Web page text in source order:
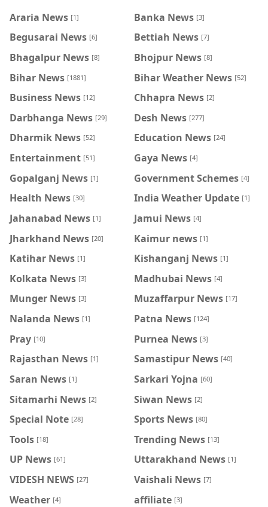
Araria News [1] Banka News [3]
Begusarai News [6] Bettiah News [7]
Bhagalpur News [8] Bhojpur News [8]
Bihar News [1881] Bihar Weather News [52]
Business News [12] Chhapra News [2]
Darbhanga News [29] Desh News [277]
Dharmik News [52] Education News [24]
Entertainment [51] Gaya News [4]
Gopalganj News [1] Government Schemes [4]
Health News [30] India Weather Update [1]
Jahanabad News [1] Jamui News [4]
Jharkhand News [20] Kaimur news [1]
Katihar News [1] Kishanganj News [1]
Kolkata News [3] Madhubai News [4]
Munger News [3] Muzaffarpur News [17]
Nalanda News [1] Patna News [124]
Pray [10] Purnea News [3]
Rajasthan News [1] Samastipur News [40]
Saran News [1] Sarkari Yojna [60]
Sitamarhi News [2] Siwan News [2]
Special Note [28] Sports News [80]
Tools [18] Trending News [13]
UP News [61] Uttarakhand News [1]
VIDESH NEWS [27] Vaishali News [7]
Weather [4] affiliate [3]